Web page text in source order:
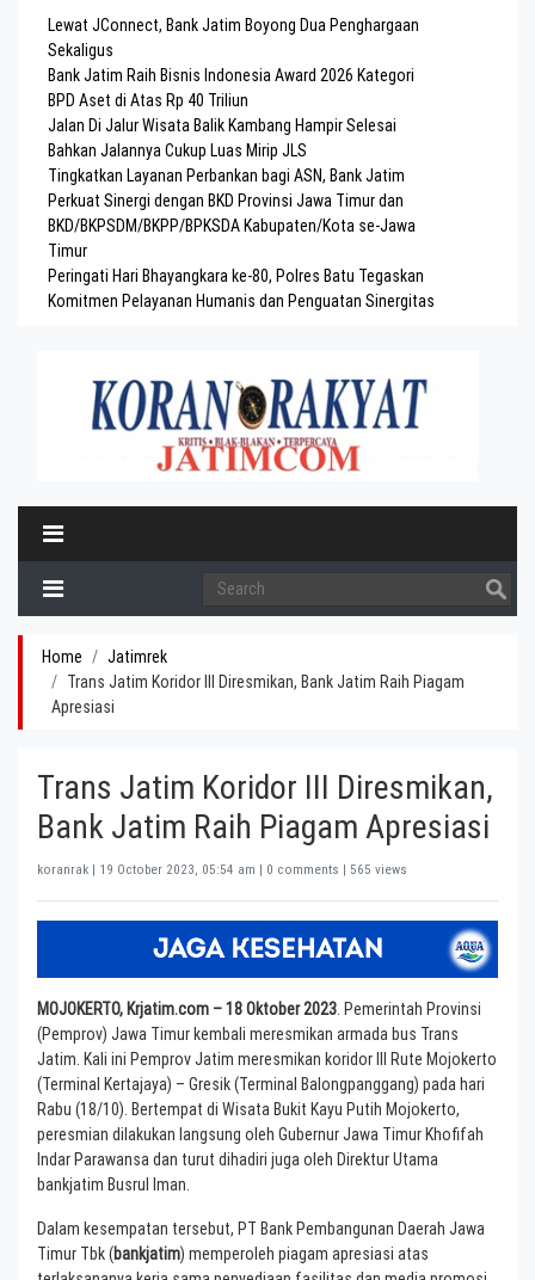
Lewat JConnect, Bank Jatim Boyong Dua Penghargaan
Sekaligus
Bank Jatim Raih Bisnis Indonesia Award 2026 Kategori
BPD Aset di Atas Rp 40 Triliun
Jalan Di Jalur Wisata Balik Kambang Hampir Selesai
Bahkan Jalannya Cukup Luas Mirip JLS
Tingkatkan Layanan Perbankan bagi ASN, Bank Jatim
Perkuat Sinergi dengan BKD Provinsi Jawa Timur dan
BKD/BKPSDM/BKPP/BPKSDA Kabupaten/Kota se-Jawa
Timur
Peringati Hari Bhayangkara ke-80, Polres Batu Tegaskan
Komitmen Pelayanan Humanis dan Penguatan Sinergitas
Home
Jatimrek
Trans Jatim Koridor III Diresmikan, Bank Jatim Raih Piagam
Apresiasi
Trans Jatim Koridor III Diresmikan,
Bank Jatim Raih Piagam Apresiasi
koranrak | 19 October 2023, 05:54 am | 0 comments | 565 views
MOJOKERTO, Krjatim.com – 18 Oktober 2023 . Pemerintah Provinsi
(Pemprov) Jawa Timur kembali meresmikan armada bus Trans
Jatim. Kali ini Pemprov Jatim meresmikan koridor III Rute Mojokerto
(Terminal Kertajaya) – Gresik (Terminal Balongpanggang) pada hari
Rabu (18/10). Bertempat di Wisata Bukit Kayu Putih Mojokerto,
peresmian dilakukan langsung oleh Gubernur Jawa Timur Khofifah
Indar Parawansa dan turut dihadiri juga oleh Direktur Utama
bankjatim Busrul Iman.
Dalam kesempatan tersebut, PT Bank Pembangunan Daerah Jawa
Timur Tbk (bankjatim) memperoleh piagam apresiasi atas